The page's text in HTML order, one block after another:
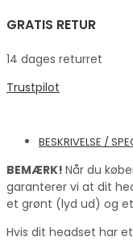
GRATIS RETUR
14 dages returret
Trustpilot
BESKRIVELSE /
BEMÆRK! Når du
garanterer vi at dit
et grønt (lyd ud) og
Hvis dit headset har